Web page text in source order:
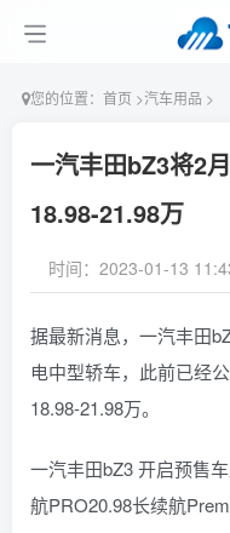
您的位置： 首页 >汽车用品 >
一汽丰田bZ3将2
18.98-21.98万
时间：2023-01-13
据最新消息，一汽丰田
电中型轿车，此前已经
18.98-21.98万。
一汽丰田bZ3 开启预售
航PRO20.98长续航